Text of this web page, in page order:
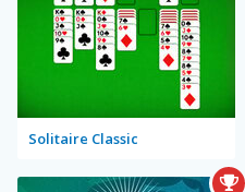
Solitaire Classic